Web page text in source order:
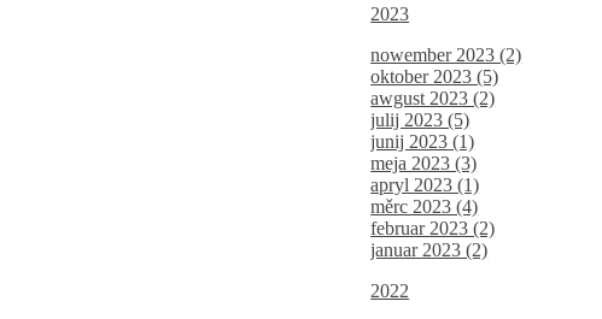
2023
nowember 2023 (2)
oktober 2023 (5)
awgust 2023 (2)
julij 2023 (5)
junij 2023 (1)
meja 2023 (3)
apryl 2023 (1)
měrc 2023 (4)
februar 2023 (2)
januar 2023 (2)
2022